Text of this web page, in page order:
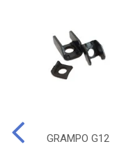
GRAMPO G12